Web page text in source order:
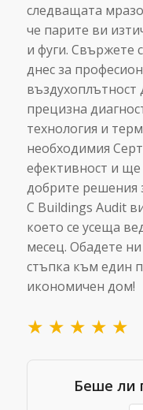
следващата
че парите ви
и фуги. Свържете
днес за
прецизна
технология и
необходимия
ефективност и
добрите решения
С Buildings Audit
което се усеща
месец. Обадете
стъпка към един
икономичен дом!
★
★
★
★
★
Беше ли